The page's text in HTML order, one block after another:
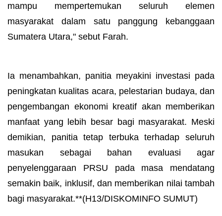
mampu mempertemukan seluruh elemen
masyarakat dalam satu panggung kebanggaan
Sumatera Utara," sebut Farah.
Ia menambahkan, panitia meyakini investasi pada
peningkatan kualitas acara, pelestarian budaya, dan
pengembangan ekonomi kreatif akan memberikan
manfaat yang lebih besar bagi masyarakat. Meski
demikian, panitia tetap terbuka terhadap seluruh
masukan sebagai bahan evaluasi agar
penyelenggaraan PRSU pada masa mendatang
semakin baik, inklusif, dan memberikan nilai tambah
bagi masyarakat.**(H13/DISKOMINFO SUMUT)